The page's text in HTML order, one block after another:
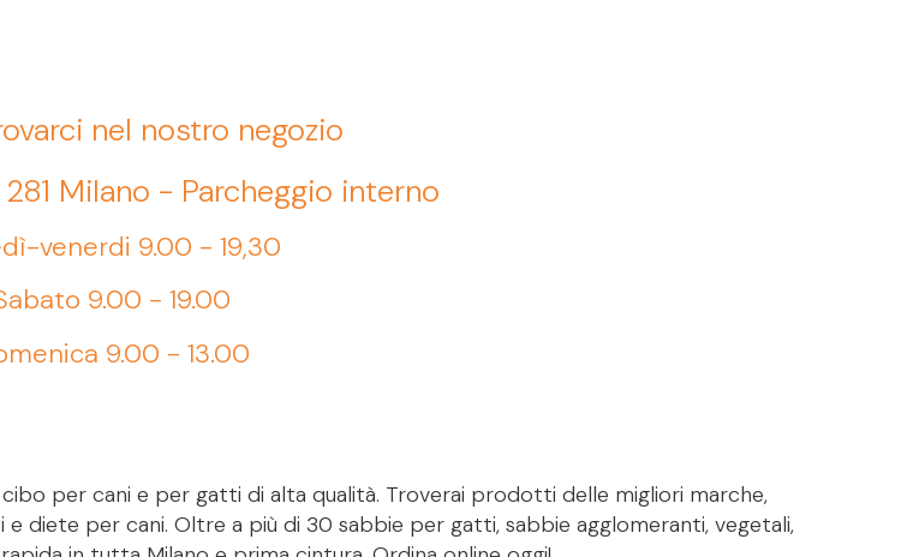
nel nostro negozio
Milano - Parcheggio interno
venerdi 9.00 - 19,30
9.00 - 19.00
9.00 - 13.00
per cani e per gatti di alta qualità. Troverai prodotti delle migliori marche,
diete per cani. Oltre a più di 30 sabbie per gatti, sabbie agglomeranti, vegetali,